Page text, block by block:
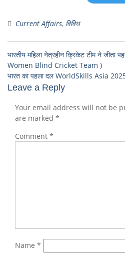
Current Affairs, विविध
भारतीय महिला नेत्रहीन क्रिकेट टीम ने जीता
Women Blind Cricket Team )
भारत का पहला दल WorldSkills Asia
Leave a Reply
Your email address will not be
are marked *
Comment *
Name *